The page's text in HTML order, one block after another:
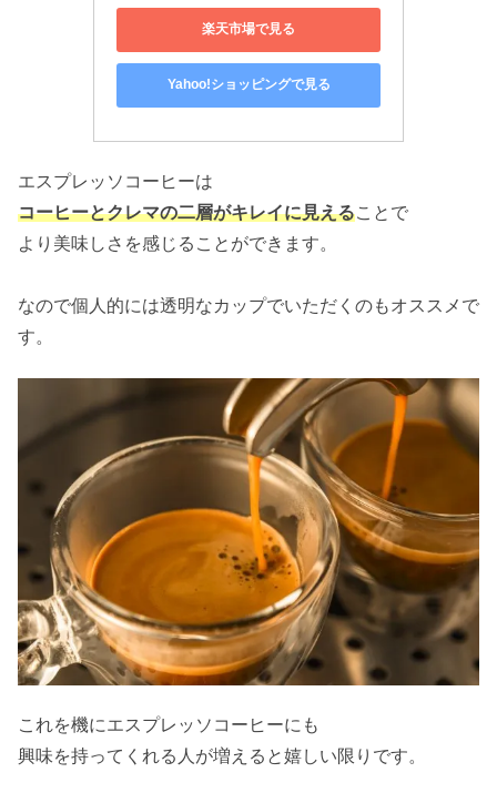
楽天市場で見る
Yahoo!ショッピングで見る
エスプレッソコーヒーは
コーヒーとクレマの二層がキレイに見えることで
より美味しさを感じることができます。
なので個人的には透明なカップでいただくのもオススメで
す。
これを機にエスプレッソコーヒーにも
興味を持ってくれる人が増えると嬉しい限りです。